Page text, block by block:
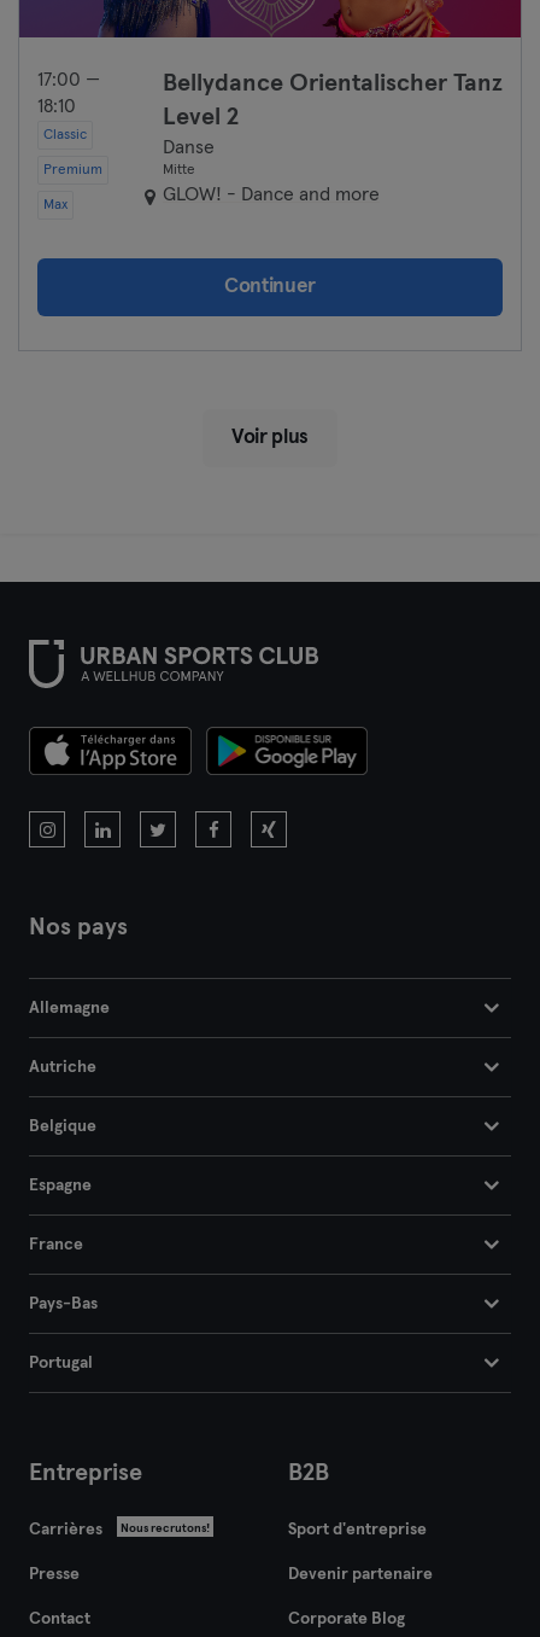
17:00 —
18:10
Classic
Premium
Max
Bellydance Orientalischer Tanz
Level 2
Danse
Mitte
GLOW! - Dance and more
Continuer
Voir plus
Nos pays
Allemagne
Autriche
Belgique
Espagne
France
Pays-Bas
Portugal
Entreprise
Carrières Nous recrutons!
Presse
Contact
B2B
Sport d'entreprise
Devenir partenaire
Corporate Blog